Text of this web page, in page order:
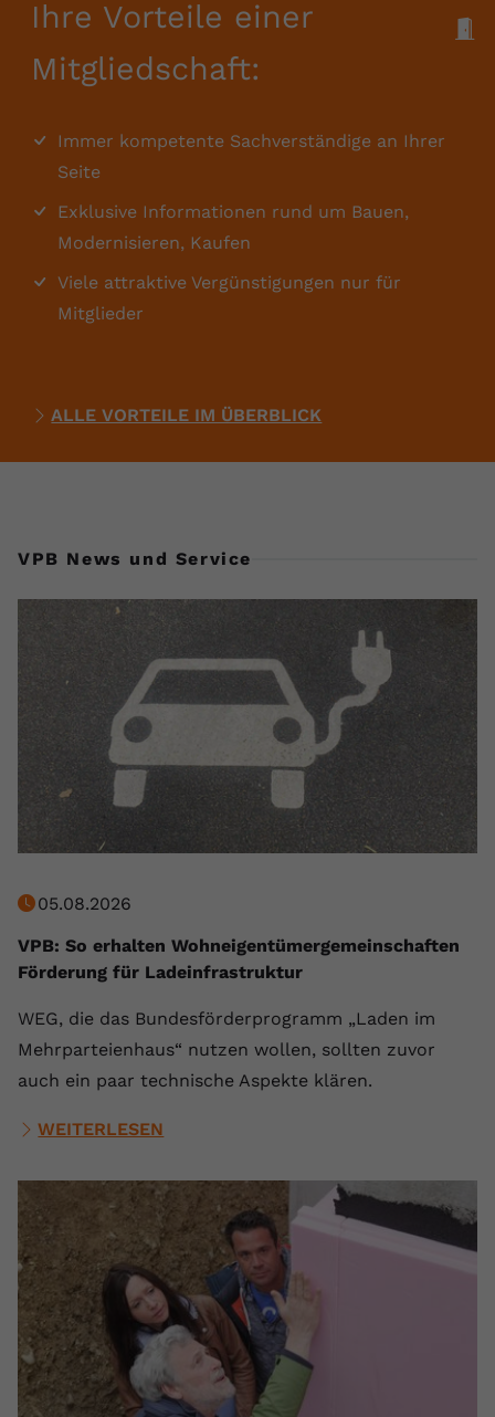
Ihre Vorteile einer
Mitgliedschaft:
Immer kompetente Sachverständige an Ihrer
Seite
Exklusive Informationen rund um Bauen,
Modernisieren, Kaufen
Viele attraktive Vergünstigungen nur für
Mitglieder
ALLE VORTEILE IM ÜBERBLICK
VPB News und Service
05.08.2026
VPB: So erhalten Wohneigentümergemeinschaften
Förderung für Ladeinfrastruktur
WEG, die das Bundesförderprogramm „Laden im
Mehrparteienhaus“ nutzen wollen, sollten zuvor
auch ein paar technische Aspekte klären.
WEITERLESEN